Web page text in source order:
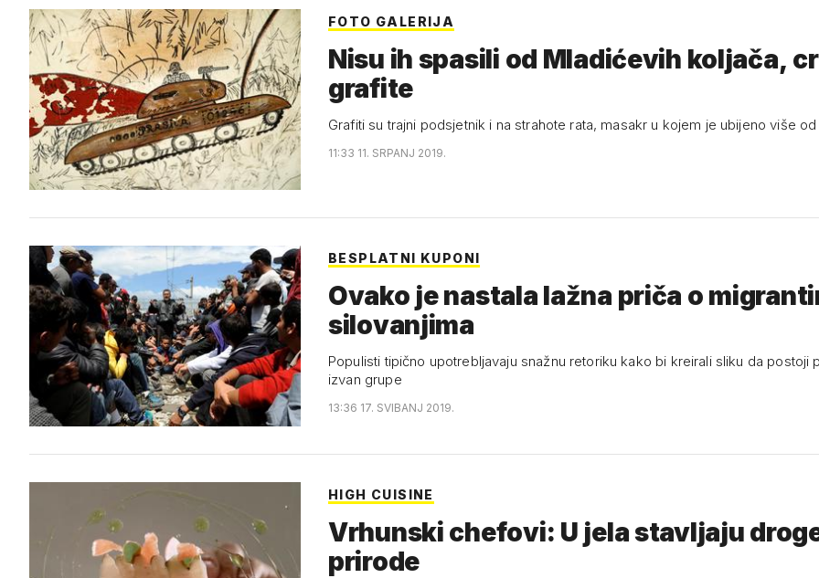
FOTO GALERIJA
Nisu ih spasili od Mladićevih koljača,
grafite
Grafiti su trajni podsjetnik i na strahote rata, masakr u kojem je ubijeno više
11:33 11. SRPANJ 2019.
BESPLATNI KUPONI
Ovako je nastala lažna priča o
silovanjima
Populisti tipično upotrebljavaju snažnu retoriku kako bi kreirali sliku da postoji
izvan grupe
13:36 17. SVIBANJ 2019.
HIGH CUISINE
Vrhunski chefovi: U jela stavljaju
prirode